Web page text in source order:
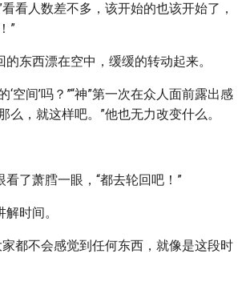
看人数差不多，该开始的也该开始了，
”
东西漂在空中，缓缓的转动起来。
‘空间’吗？”“神”第一次在众人面前露出感
么，就这样吧。”他也无力改变什么。
了萧膤一眼，“都去轮回吧！”
解时间。
家都不会感觉到任何东西，就像是这段时